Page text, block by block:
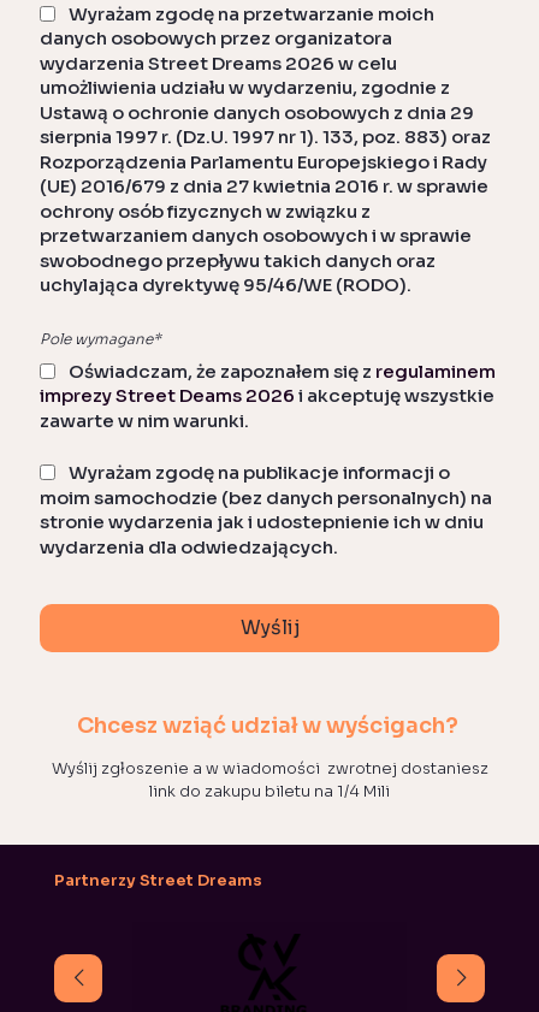
Wyrażam zgodę na przetwarzanie moich
danych osobowych przez organizatora
wydarzenia Street Dreams 2026 w celu
umożliwienia udziału w wydarzeniu, zgodnie z
Ustawą o ochronie danych osobowych z dnia 29
sierpnia 1997 r. (Dz.U. 1997 nr 1). 133, poz. 883) oraz
Rozporządzenia Parlamentu Europejskiego i Rady
(UE) 2016/679 z dnia 27 kwietnia 2016 r. w sprawie
ochrony osób fizycznych w związku z
przetwarzaniem danych osobowych i w sprawie
swobodnego przepływu takich danych oraz
uchylająca dyrektywę 95/46/WE (RODO).
Pole wymagane*
Oświadczam, że zapoznałem się z regulaminem
imprezy Street Deams 2026 i akceptuję wszystkie
zawarte w nim warunki.
Wyrażam zgodę na publikacje informacji o
moim samochodzie (bez danych personalnych) na
stronie wydarzenia jak i udostepnienie ich w dniu
wydarzenia dla odwiedzających.
Wyślij
t
Chcesz wziąć udział w wyścigach?
Wyślij zgłoszenie a w wiadomości zwrotnej dostaniesz
link do zakupu biletu na 1/4 Mili
Partnerzy Street Dreams